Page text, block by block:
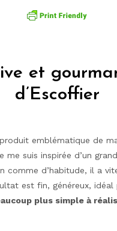
et
d’Escoffier
emblématique de
me suis inspirée d’un
comme d’habitude, il a
est fin, généreux, idéal
plus simple à